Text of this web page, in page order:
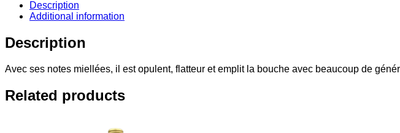
Description
Additional information
Description
Avec ses notes miellées, il est opulent, flatteur et emplit la bouche avec beaucoup de
Related products